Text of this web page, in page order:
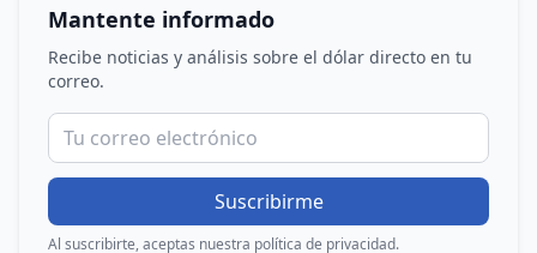
Mantente informado
Recibe noticias y análisis sobre el dólar directo en tu
correo.
Suscribirme
Al suscribirte, aceptas nuestra política de privacidad.